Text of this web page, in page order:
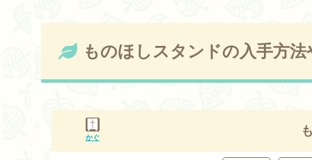
ものほしスタンドの入手方法
かぐ